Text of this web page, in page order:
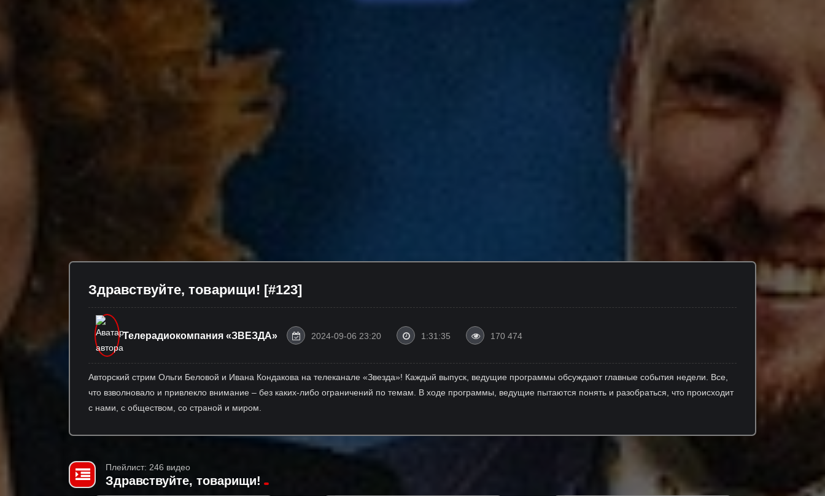
Здравствуйте, товарищи! [#123]
Телерадиокомпания «ЗВЕЗДА» 2024-09-06 23:20 1:31:35 170 474
Авторский стрим Ольги Беловой и Ивана Кондакова на телеканале «Звезда»! Каждый выпуск, ведущие программы обсуждают главные события недели. Все,
что взволновало и привлекло внимание – без каких-либо ограничений по темам. В ходе программы, ведущие пытаются понять и разобраться, что происходит
с нами, с обществом, со страной и миром.
Плейлист: 246 видео
Здравствуйте, товарищи!